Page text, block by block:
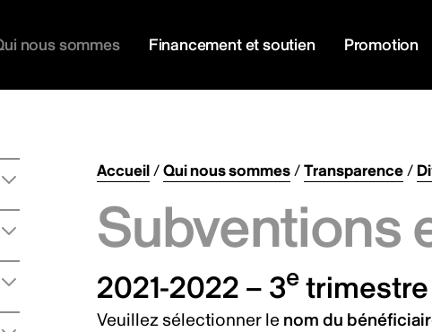
nous sommes Financement et soutien Promotion
Accueil/Qui nous sommes/Transparence/
Subventions
2021-2022 – 3e trimestre
Veuillez sélectionner le nom du